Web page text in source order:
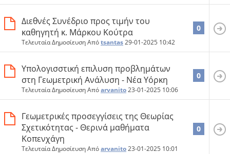
Διεθνές Συνέδριο προς τιμήν του
καθηγητή κ. Μάρκου Κούτρα
Τελευταία Δημοσίευση Απόtsantas29-01-2025 10:42
0
Υπολογισστική επιλυση προβλημάτων
στη Γεωμετρική Ανάλυση - Νέα Υόρκη
Τελευταία Δημοσίευση Απόarvanito23-01-2025 10:06
0
Γεωμετρικές προσεγγίσεις της Θεωρίας
Σχετικότητας - Θερινά μαθήματα
Κοπενχάγη
Τελευταία Δημοσίευση Απόarvanito23-01-2025 10:01
0